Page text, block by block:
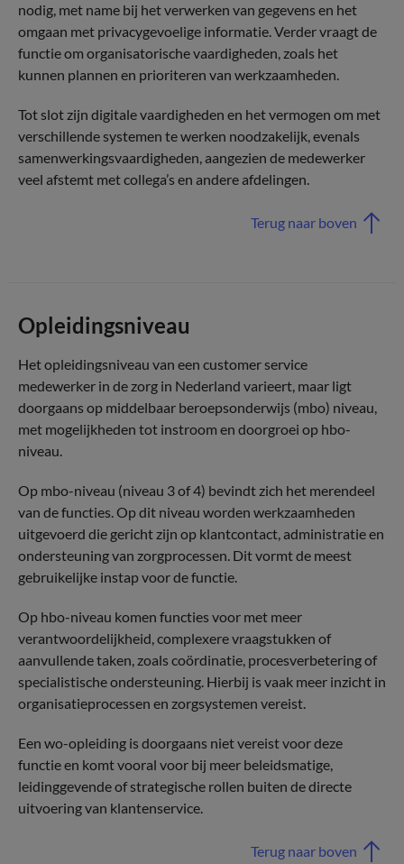
nodig, met name bij het verwerken van gegevens en het
omgaan met privacygevoelige informatie. Verder vraagt de
functie om organisatorische vaardigheden, zoals het
kunnen plannen en prioriteren van werkzaamheden.
Tot slot zijn digitale vaardigheden en het vermogen om met
verschillende systemen te werken noodzakelijk, evenals
samenwerkingsvaardigheden, aangezien de medewerker
veel afstemt met collega’s en andere afdelingen.
Terug naar boven
Opleidingsniveau
Het opleidingsniveau van een customer service
medewerker in de zorg in Nederland varieert, maar ligt
doorgaans op middelbaar beroepsonderwijs (mbo) niveau,
met mogelijkheden tot instroom en doorgroei op hbo-
niveau.
Op mbo-niveau (niveau 3 of 4) bevindt zich het merendeel
van de functies. Op dit niveau worden werkzaamheden
uitgevoerd die gericht zijn op klantcontact, administratie en
ondersteuning van zorgprocessen. Dit vormt de meest
gebruikelijke instap voor de functie.
Op hbo-niveau komen functies voor met meer
verantwoordelijkheid, complexere vraagstukken of
aanvullende taken, zoals coördinatie, procesverbetering of
specialistische ondersteuning. Hierbij is vaak meer inzicht in
organisatieprocessen en zorgsystemen vereist.
Een wo-opleiding is doorgaans niet vereist voor deze
functie en komt vooral voor bij meer beleidsmatige,
leidinggevende of strategische rollen buiten de directe
uitvoering van klantenservice.
Terug naar boven